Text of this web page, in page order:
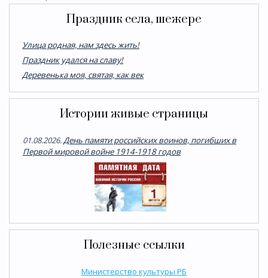
Праздник села, шежере
Улица родная, нам здесь жить!
Праздник удался на славу!
Деревенька моя, святая, как век
Истории живые страницы
01.08.2026.День памяти российских воинов, погибших в
Первой мировой войне 1914-1918 годов
Полезные ссылки
Министерство культуры РБ